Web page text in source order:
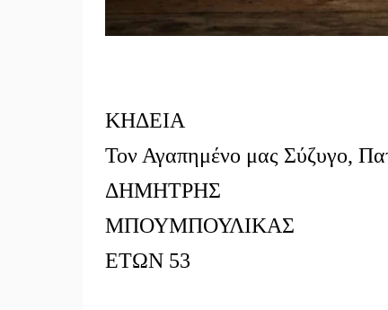
ΚΗΔΕΙΑ
Τον Αγαπημένο μας Σύζυγο,
ΔΗΜΗΤΡΗΣ
ΜΠΟΥΜΠΟΥΛΙΚΑΣ
ΕΤΩΝ 53